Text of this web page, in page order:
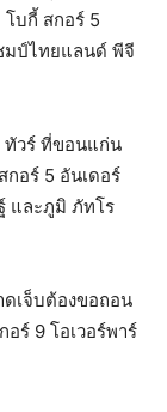
โบกี้ สกอร์ 5
มป์ไทยแลนด์ พีจี
ทัวร์ ที่ขอนแก่น
กอร์ 5 อันเดอร์
และภูมิ ภัทโร
เจ็บต้องขอถอน
ร์ 9 โอเวอร์พาร์